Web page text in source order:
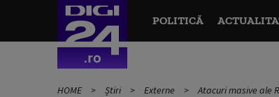
POLITICĂ
HOME Știri Externe Atacuri masive ale